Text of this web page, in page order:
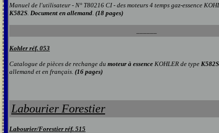
Manuel de l'utilisateur - N° T80216 CI - des moteurs 4 temps gaz-essence
K582S. Document en allemand. (18 pages)
Kohler réf. 053
Catalogue de pièces de rechange du moteur à essence KOHLER de type K582S
allemand et en français. (16 pages)
Labourier Forestier
Labourier/Forestier réf. 515